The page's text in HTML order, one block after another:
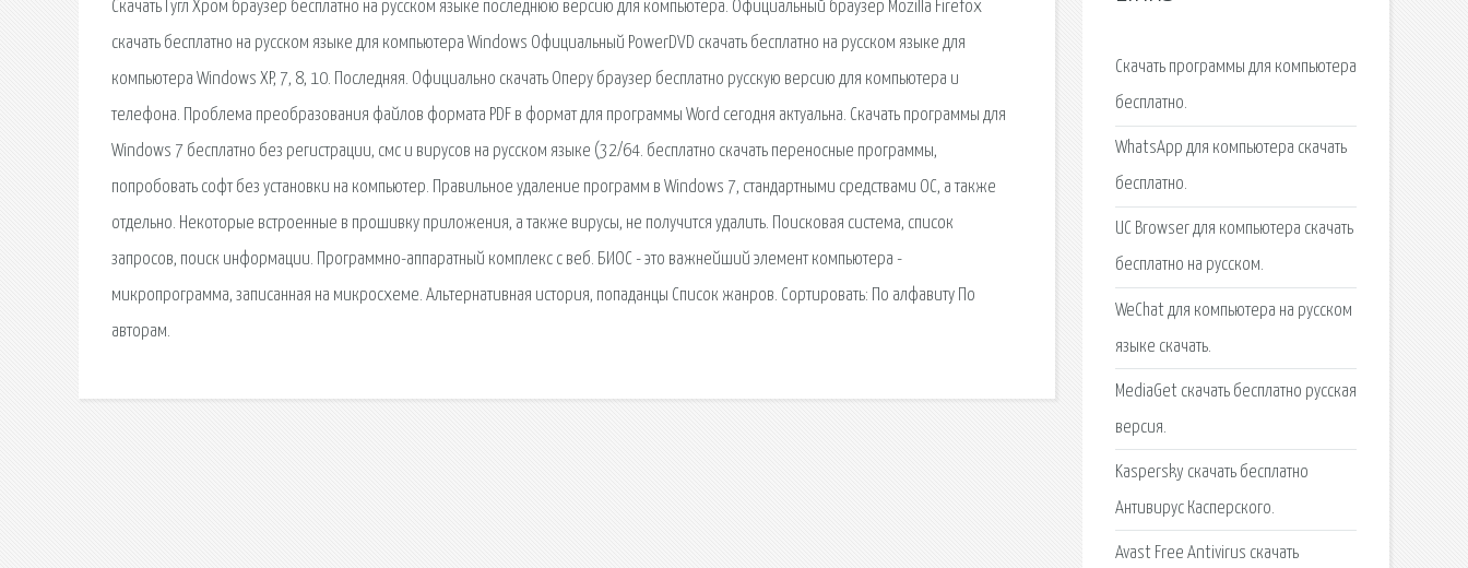
Скачать Гугл Хром браузер бесплатно на русском языке последнюю версию для компьютера. Официальный браузер Mozilla Firefox
скачать бесплатно на русском языке для компьютера Windows Официальный PowerDVD скачать бесплатно на русском языке для
компьютера Windows XP, 7, 8, 10. Последняя. Официально скачать Оперу браузер бесплатно русскую версию для компьютера и
телефона. Проблема преобразования файлов формата PDF в формат для программы Word сегодня актуальна. Скачать программы для
Windows 7 бесплатно без регистрации, смс и вирусов на русском языке (32/64. бесплатно скачать переносные программы,
попробовать софт без установки на компьютер. Правильное удаление программ в Windows 7, стандартными средствами ОС, а также
отдельно. Некоторые встроенные в прошивку приложения, а также вирусы, не получится удалить. Поисковая сиcтема, список
запросов, поиск информации. Программно-аппаратный комплекс с веб. БИОС - это важнейший элемент компьютера -
микропрограмма, записанная на микросхеме. Альтернативная история, попаданцы Список жанров. Сортировать: По алфавиту По
авторам.
Скачать программы для компьютера
бесплатно.
WhatsApp для компьютера скачать
бесплатно.
UC Browser для компьютера скачать
бесплатно на русском.
WeChat для компьютера на русском
языке скачать.
MediaGet скачать бесплатно русская
версия.
Kaspersky скачать бесплатно
Антивирус Касперского.
Avast Free Antivirus скачать